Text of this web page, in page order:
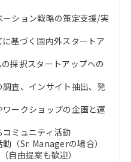
ーション戦略の策定支援/実
基づく国内外スタートア
採択スタートアップへの
査、インサイト抽出、発
ークショップの企画と運
コミュニティ活動
（Sr. Managerの場合）
自由提案も歓迎）